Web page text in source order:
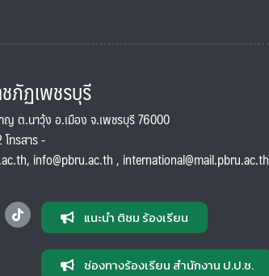
ภัฏเพชรบุรี
ญ ต.นาวุ้ง อ.เมือง จ.เพชรบุรี 76000
ทรสาร -
, info@pbru.ac.th, international@mail.pbru.ac.th
แนะนำ ติชม ร้องเรียน
ช่องทางร้องเรียน สำนักงาน ป.ป.ช.